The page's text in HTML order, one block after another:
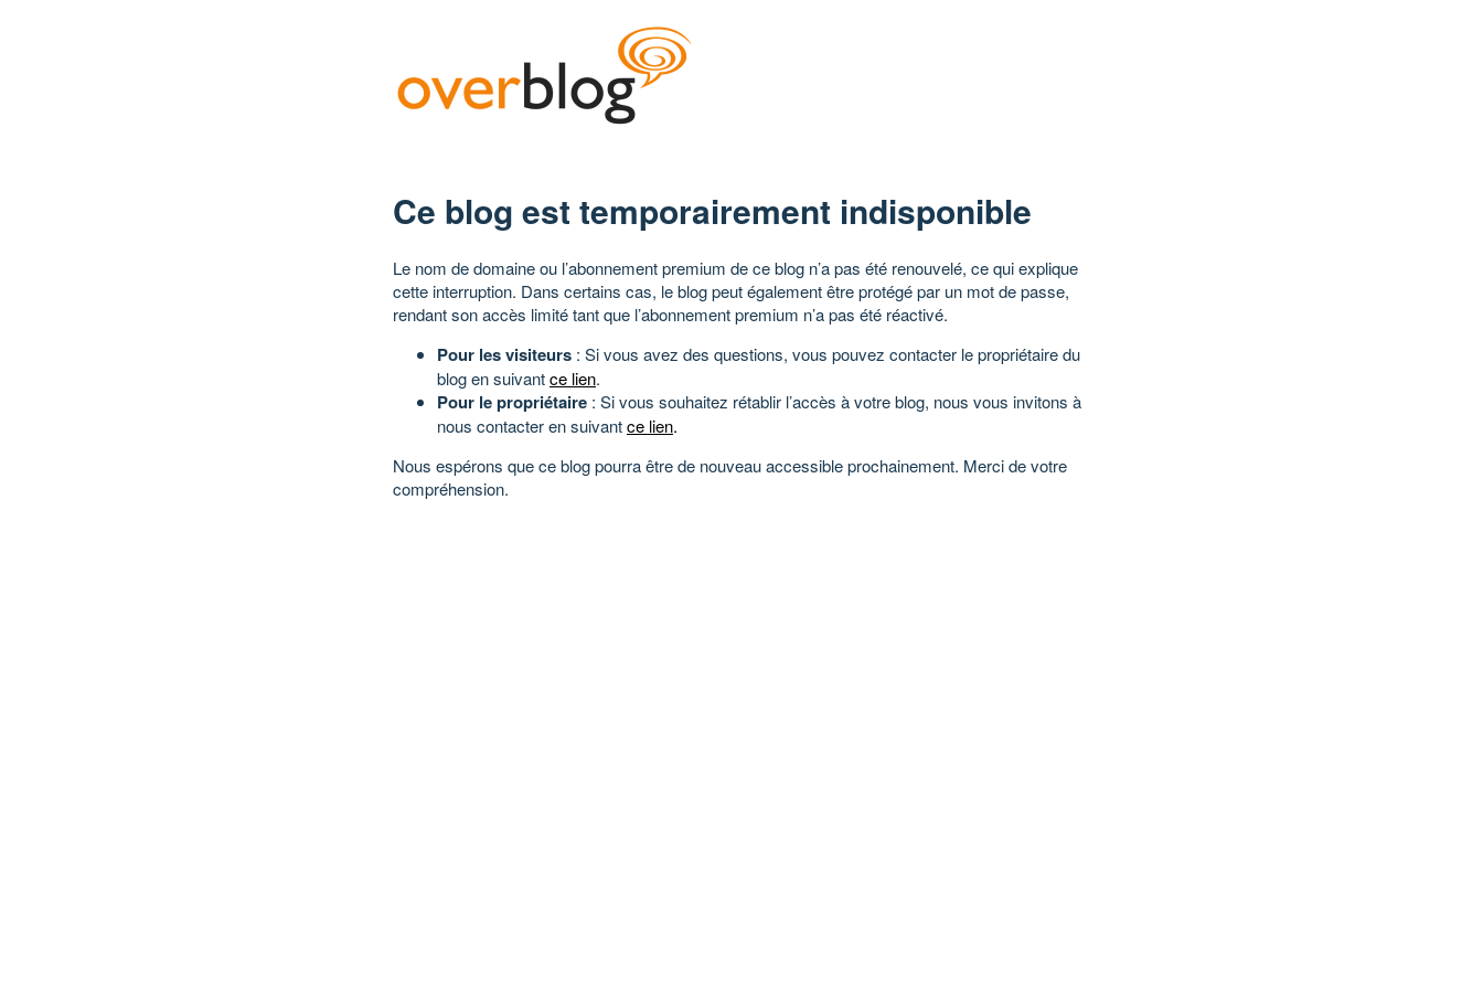
Ce blog est temporairement indisponible
Le nom de domaine ou l’abonnement premium de ce blog n’a pas été renouvelé, ce qui explique
cette interruption. Dans certains cas, le blog peut également être protégé par un mot de passe,
rendant son accès limité tant que l’abonnement premium n’a pas été réactivé.
Pour les visiteurs : Si vous avez des questions, vous pouvez contacter le propriétaire du
blog en suivantce lien.
Pour le propriétaire : Si vous souhaitez rétablir l’accès à votre blog, nous vous invitons à
nous contacter en suivantce lien.
Nous espérons que ce blog pourra être de nouveau accessible prochainement. Merci de votre
compréhension.